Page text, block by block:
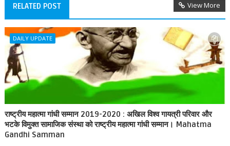
RELATED POST View More
DAILY UPDATE
राष्ट्रीय महात्मा गांधी सम्मान 2019-2020 : अखिल विश्व गायत्री परिवार और
भटके विमुक्त सामाजिक संस्था को राष्ट्रीय महात्मा गांधी सम्मान। Mahatma
Gandhi Samman